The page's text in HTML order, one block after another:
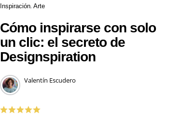
Inspiración Arte
Cómo inspirarse con solo
un clic: el secreto de
Designspiration
Valentín Escudero